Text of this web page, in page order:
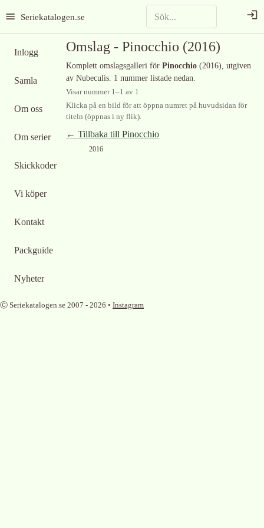
Seriekatalogen.se
Inlogg
Samla
Om oss
Om serier
Skickkoder
Vi köper
Kontakt
Packguide
Nyheter
Omslag - Pinocchio (2016)
Komplett omslagsgalleri för Pinocchio (2016), utgiven
av Nubeculis. 1 nummer listade nedan.
Visar nummer 1–1 av 1
Klicka på en bild för att öppna numret på huvudsidan för
titeln (öppnas i ny flik).
← Tillbaka till Pinocchio
2016
Ⓒ Seriekatalogen.se 2007 - 2026 • Instagram